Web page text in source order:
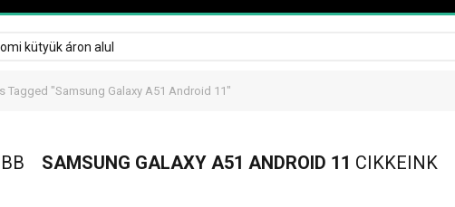
kütyük áron alul
Tagged "Samsung Galaxy A51 Android 11"
SAMSUNG GALAXY A51 ANDROID 11 CIKKEINK